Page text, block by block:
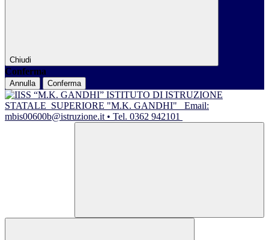
Chiudi
Conferma
Annulla Conferma
ISTITUTO DI ISTRUZIONE
STATALE SUPERIORE "M.K. GANDHI"
Email:
mbis00600b@istruzione.it • Tel. 0362 942101